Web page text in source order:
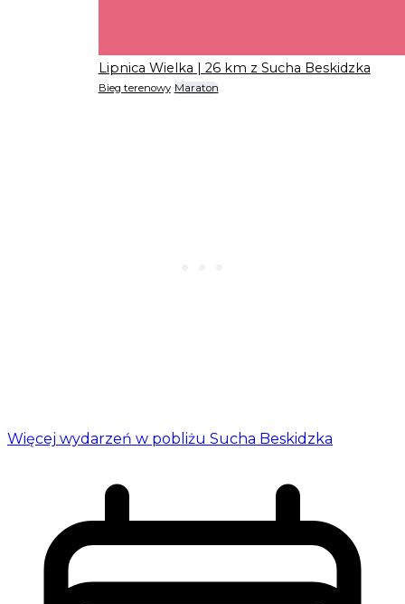
Lipnica Wielka | 26 km z Sucha Beskidzka
Bieg terenowy Maraton
Więcej wydarzeń w pobliżu Sucha Beskidzka